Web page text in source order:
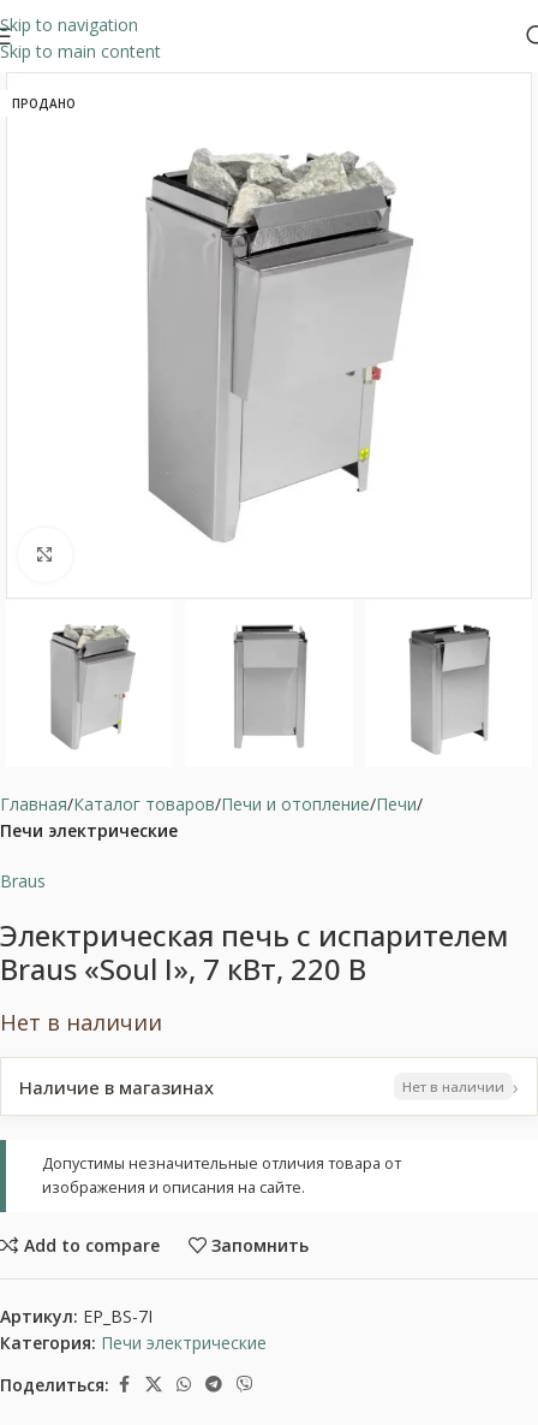
Skip to navigation
Skip to main content
ПРОДАНО
Главная Каталог товаров Печи и отопление Печи
Печи электрические
Braus
Электрическая печь с испарителем
Braus «Soul I», 7 кВт, 220 В
Нет в наличии
Наличие в магазинах Нет в наличии ›
Допустимы незначительные отличия товара от
изображения и описания на сайте.
Add to compare Запомнить
Артикул: EP_BS-7I
Категория: Печи электрические
Поделиться: